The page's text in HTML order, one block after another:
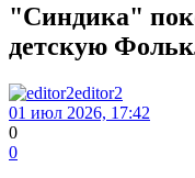
"Синдика"
детскую
editor2
01 июл 2026, 17:42
0
0